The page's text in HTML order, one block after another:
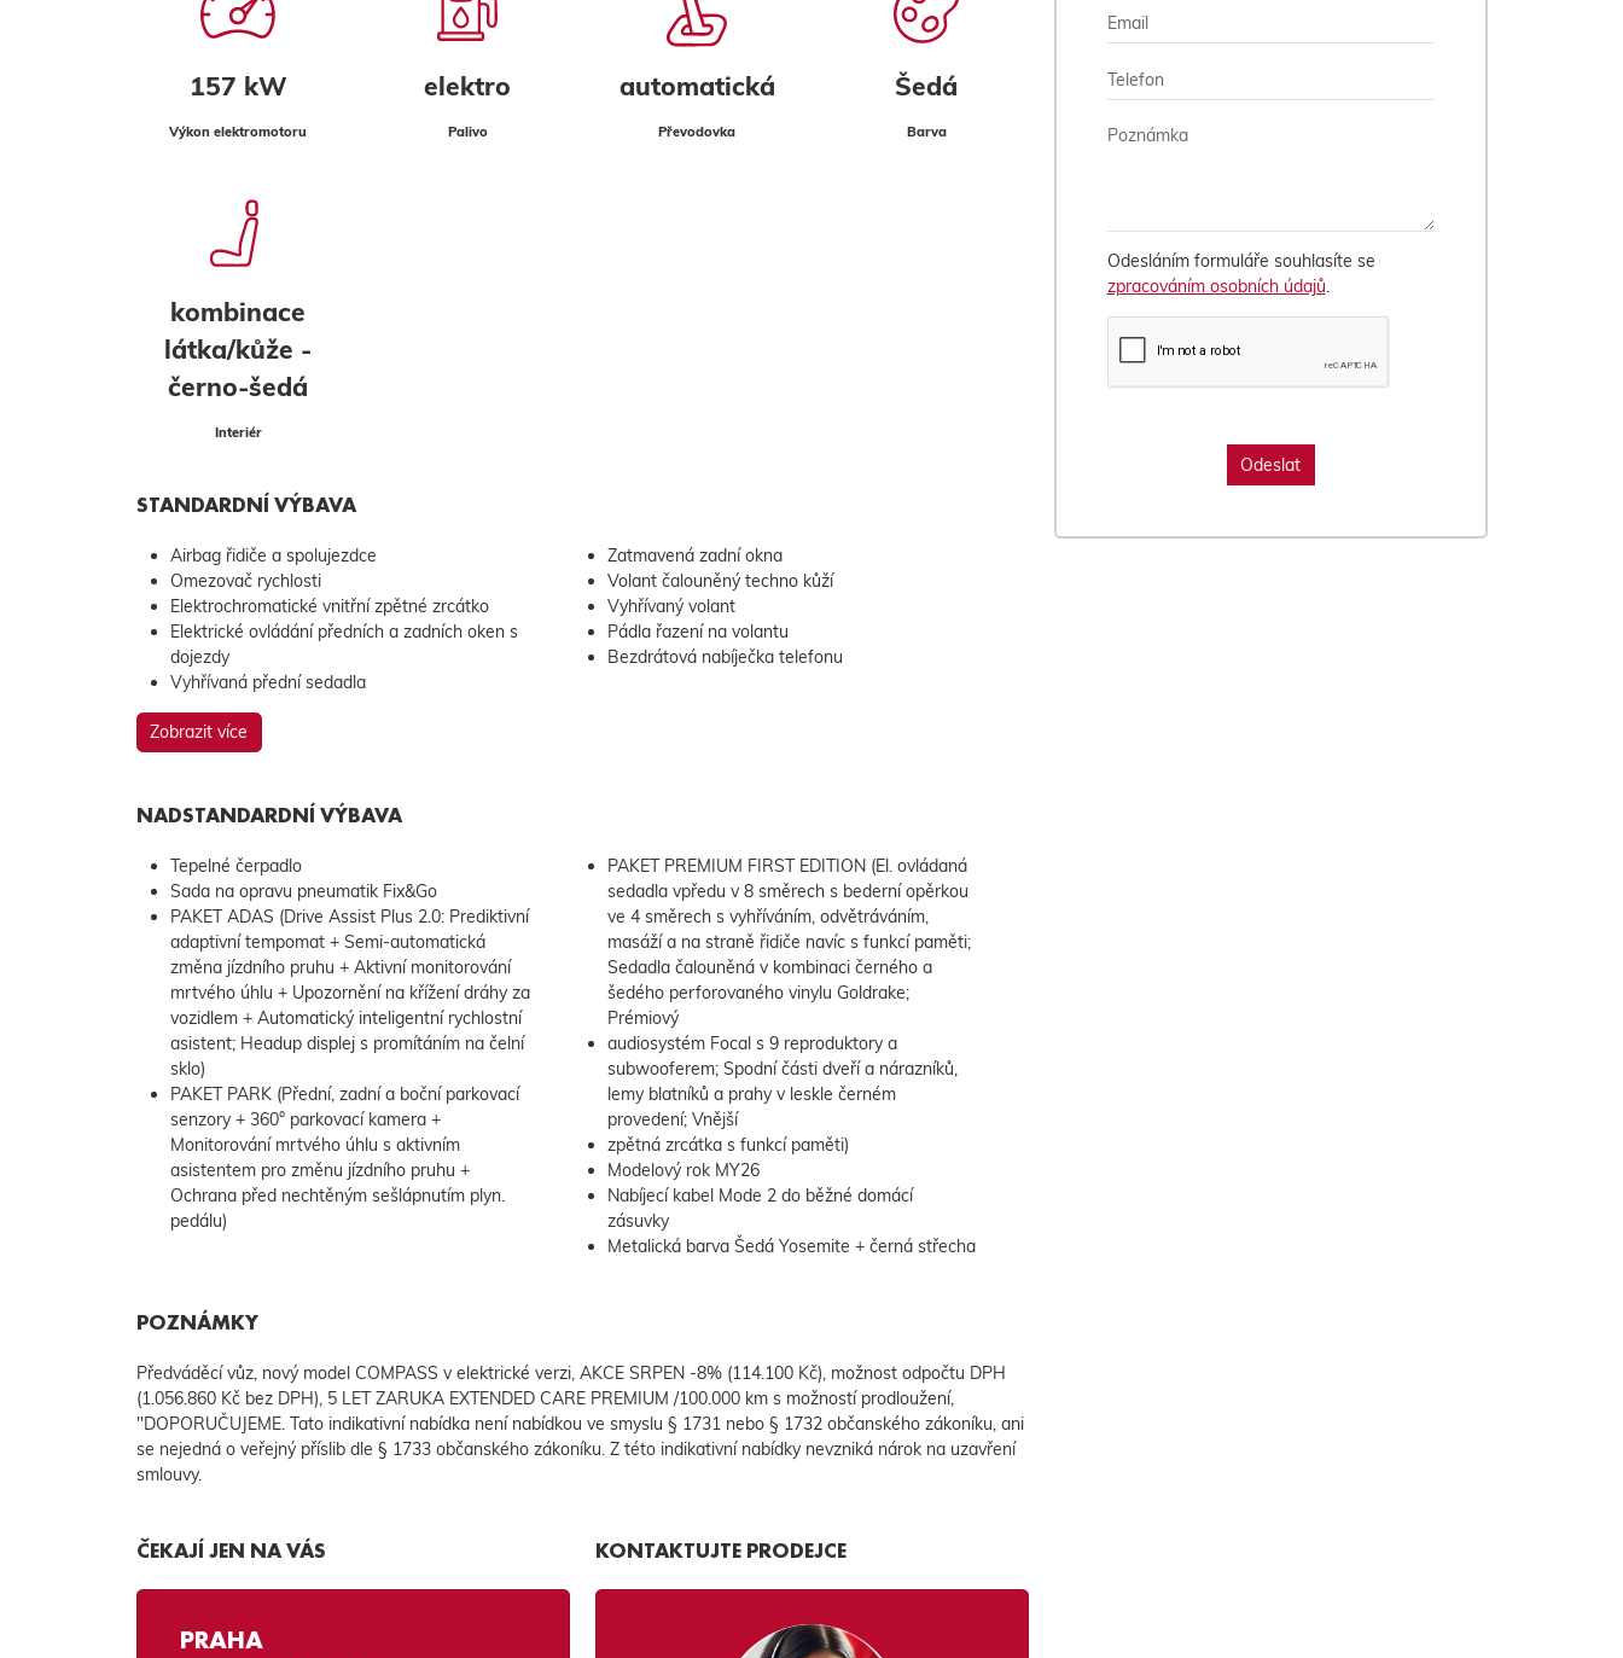
157 kW
Výkon elektromotoru
elektro
Palivo
automatická
Převodovka
Šedá
Barva
kombinace
látka/kůže -
černo-šedá
Interiér
STANDARDNÍ VÝBAVA
Airbag řidiče a spolujezdce
Omezovač rychlosti
Elektrochromatické vnitřní zpětné zrcátko
Elektrické ovládání předních a zadních oken s
dojezdy
Vyhřívaná přední sedadla
Zatmavená zadní okna
Volant čalouněný techno kůží
Vyhřívaný volant
Pádla řazení na volantu
Bezdrátová nabíječka telefonu
Zobrazit více
NADSTANDARDNÍ VÝBAVA
Tepelné čerpadlo
Sada na opravu pneumatik Fix&Go
PAKET ADAS (Drive Assist Plus 2.0: Prediktivní
adaptivní tempomat + Semi-automatická
změna jízdního pruhu + Aktivní monitorování
mrtvého úhlu + Upozornění na křížení dráhy za
vozidlem + Automatický inteligentní rychlostní
asistent; Headup displej s promítáním na čelní
sklo)
PAKET PARK (Přední, zadní a boční parkovací
senzory + 360° parkovací kamera +
Monitorování mrtvého úhlu s aktivním
asistentem pro změnu jízdního pruhu +
Ochrana před nechtěným sešlápnutím plyn.
pedálu)
PAKET PREMIUM FIRST EDITION (El. ovládaná
sedadla vpředu v 8 směrech s bederní opěrkou
ve 4 směrech s vyhříváním, odvětráváním,
masáží a na straně řidiče navíc s funkcí paměti;
Sedadla čalouněná v kombinaci černého a
šedého perforovaného vinylu Goldrake;
Prémiový
audiosystém Focal s 9 reproduktory a
subwooferem; Spodní části dveří a nárazníků,
lemy blatníků a prahy v leskle černém
provedení; Vnější
zpětná zrcátka s funkcí paměti)
Modelový rok MY26
Nabíjecí kabel Mode 2 do běžné domácí
zásuvky
Metalická barva Šedá Yosemite + černá střecha
POZNÁMKY
Předváděcí vůz, nový model COMPASS v elektrické verzi, AKCE SRPEN -8% (114.100 Kč), možnost odpočtu DPH
(1.056.860 Kč bez DPH), 5 LET ZARUKA EXTENDED CARE PREMIUM /100.000 km s možností prodloužení,
"DOPORUČUJEME. Tato indikativní nabídka není nabídkou ve smyslu § 1731 nebo § 1732 občanského zákoníku, ani
se nejedná o veřejný příslib dle § 1733 občanského zákoníku. Z této indikativní nabídky nevzniká nárok na uzavření
smlouvy.
ČEKAJÍ JEN NA VÁS
PRAHA
KONTAKTUJTE PRODEJCE
Odesláním formuláře souhlasíte se
zpracováním osobních údajů.